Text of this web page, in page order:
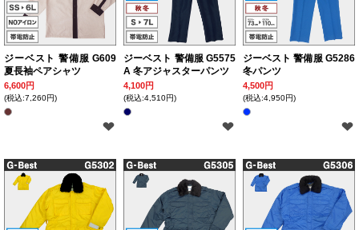
ジーベスト 警備服 G609
夏長袖ペアシャツ
6,600円
(税込:7,260円)
ジーベスト 警備服 G5575
A 冬アジャスターパンツ
4,100円
(税込:4,510円)
ジーベスト 警備服 G5286
冬パンツ
4,500円
(税込:4,950円)